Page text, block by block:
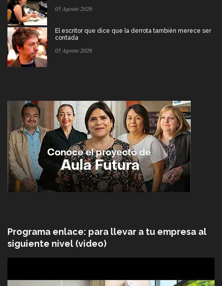
05 Agosto 2026
El escritor que dice que la derrota también merece ser
contada
05 Agosto 2026
Programa enlace: para llevar a tu empresa al
siguiente nivel (video)